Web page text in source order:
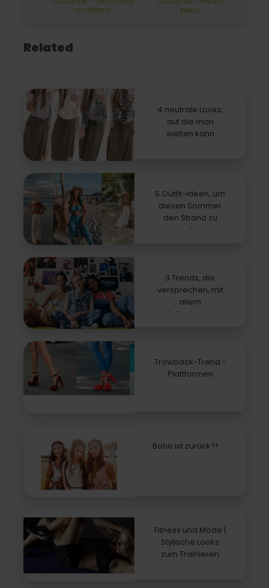
conditions
policy
Related
4 neutrale Looks,
auf die man
wetten kann
5 Outfit-Ideen, um
diesen Sommer
den Strand zu
rocken
3 Trends, die
versprechen, mit
allem
zurückzukommen
Trowback-Trend -
Plattformen
Boho ist zurück?!
Fitness und Mode |
Stylische Looks
zum Trainieren